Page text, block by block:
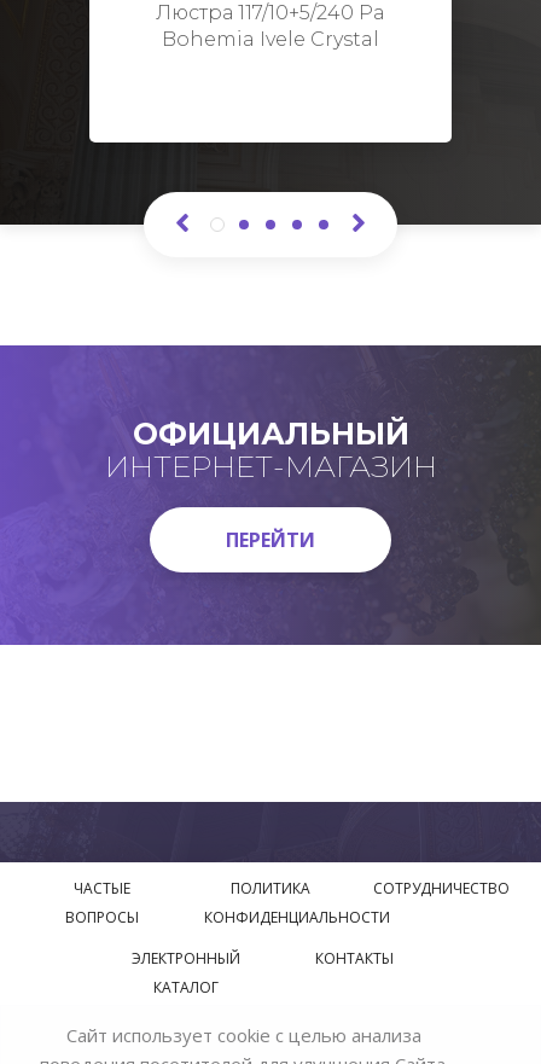
Люстра 117/10+5/240 Pa
Bohemia Ivele Crystal
ОФИЦИАЛЬНЫЙ
ИНТЕРНЕТ-МАГАЗИН
ПЕРЕЙТИ
ПЕРЕЙТИ
ЧАСТЫЕ
ВОПРОСЫ
ПОЛИТИКА
КОНФИДЕНЦИАЛЬНОСТИ
СОТРУДНИЧЕСТВО
ЭЛЕКТРОННЫЙ
КАТАЛОГ
КОНТАКТЫ
© 2018—2026 Официальный сайт завода производителя
Сайт использует cookie с целью анализа